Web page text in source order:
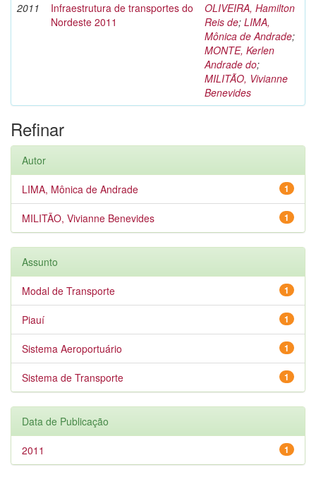
2011
Infraestrutura de transportes do
Nordeste 2011
OLIVEIRA, Hamilton
Reis de; LIMA,
Mônica de Andrade;
MONTE, Kerlen
Andrade do;
MILITÃO, Vivianne
Benevides
Refinar
Autor
1
LIMA, Mônica de Andrade
1
MILITÃO, Vivianne Benevides
Assunto
1
Modal de Transporte
1
Piauí
1
Sistema Aeroportuário
1
Sistema de Transporte
Data de Publicação
1
2011